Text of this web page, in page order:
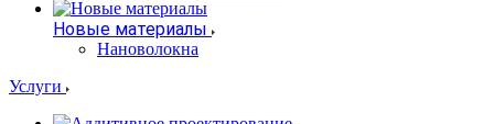
Новые материалы
Нановолокна
Услуги